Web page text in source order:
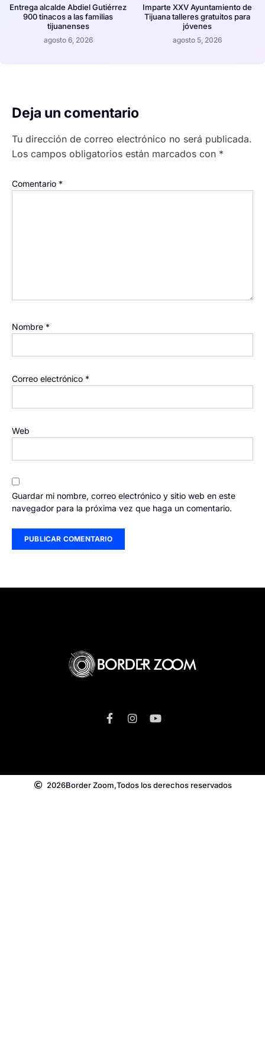
Entrega alcalde Abdiel Gutiérrez
900 tinacos a las familias
tijuanenses
agosto 6, 2026
Imparte XXV Ayuntamiento de
Tijuana talleres gratuitos para
jóvenes
agosto 5, 2026
Deja un comentario
Tu dirección de correo electrónico no será publicada.
Los campos obligatorios están marcados con *
Comentario *
Nombre *
Correo electrónico *
Web
Guardar mi nombre, correo electrónico y sitio web en este
navegador para la próxima vez que haga un comentario.
2026Border Zoom,Todos los derechos reservados